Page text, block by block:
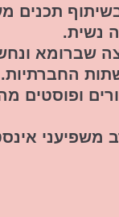
נשית.
שברומא
החברתיות.
ופוסטים